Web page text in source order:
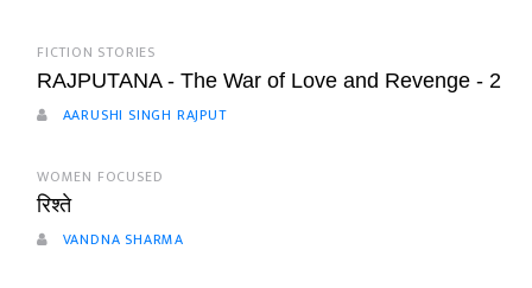
FICTION STORIES
RAJPUTANA - The War of Love and Revenge - 2
AARUSHI SINGH RAJPUT
WOMEN FOCUSED
रिश्ते
VANDNA SHARMA